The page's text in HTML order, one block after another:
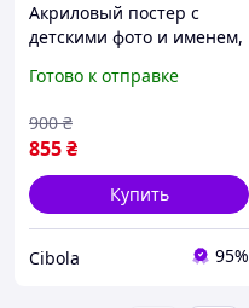
Акриловый постер с
детскими фото и именем,
именная табличка с
(KI-0151_7A)
Готово к отправке
855₴
900 ₴
Купить
Cibola 95%